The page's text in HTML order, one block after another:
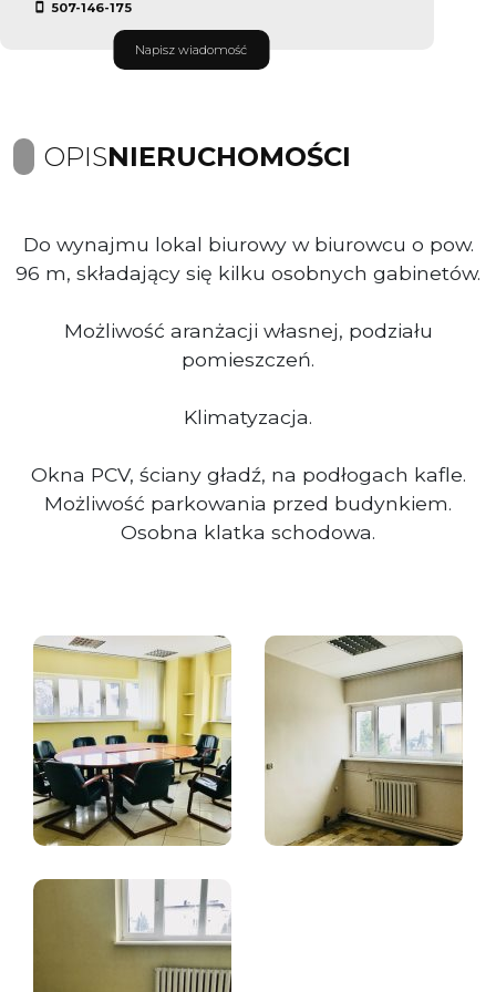
507-146-175
Napisz wiadomość
OPISNIERUCHOMOŚCI
Do wynajmu lokal biurowy w biurowcu o pow.
96 m, składający się kilku osobnych gabinetów.
Możliwość aranżacji własnej, podziału
pomieszczeń.
Klimatyzacja.
Okna PCV, ściany gładź, na podłogach kafle.
Możliwość parkowania przed budynkiem.
Osobna klatka schodowa.